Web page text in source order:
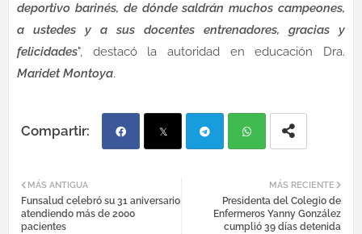
deportivo barinés, de dónde saldrán muchos campeones,
a ustedes y a sus docentes entrenadores, gracias y
felicidades", destacó la autoridad en educación Dra.
Maridet Montoya.
ebo tter atsa
MÁS RECIENTE
Presidenta del Colegio de
Enfermeros Yanny González
cumplió 39 días detenida
MÁS ANTIGUA
Funsalud celebró su 31 aniversario
atendiendo más de 2000
pacientes